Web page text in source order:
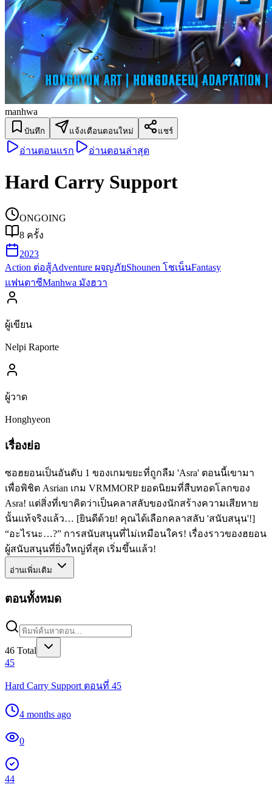
manhwa
บันทึก แจ้งเตือนตอนใหม่ แชร์
อ่านตอนแรก อ่านตอนล่าสุด
Hard Carry Support
ONGOING
8 ครั้ง
2023
Action ต่อสู้Adventure ผจญภัยShounen โชเน็นFantasy
แฟนตาซีManhwa มังฮวา
ผู้เขียน
Nelpi Raporte
ผู้วาด
Honghyeon
เรื่องย่อ
ซอฮยอนเป็นอันดับ 1 ของเกมขยะที่ถูกลืม 'Asra' ตอนนี้เขามา
เพื่อพิชิต Asrian เกม VRMMORP ยอดนิยมที่สืบทอดโลกของ
Asra! แต่สิ่งที่เขาคิดว่าเป็นคลาสลับของนักสร้างความเสียหาย
นั้นแท้จริงแล้ว… [ยินดีด้วย! คุณได้เลือกคลาสลับ 'สนับสนุน'!]
“อะไรนะ…?” การสนับสนุนที่ไม่เหมือนใคร! เรื่องราวของฮยอน
ผู้สนับสนุนที่ยิ่งใหญ่ที่สุด เริ่มขึ้นแล้ว!
อ่านเพิ่มเติม
ตอนทั้งหมด
46 Total
45
Hard Carry Support ตอนที่ 45
4 months ago
0
44